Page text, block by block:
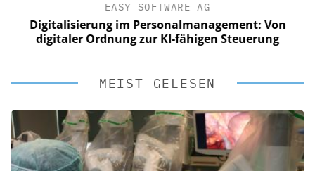
EASY SOFTWARE AG
Digitalisierung im Personalmanagement: Von
digitaler Ordnung zur KI-fähigen Steuerung
MEIST GELESEN